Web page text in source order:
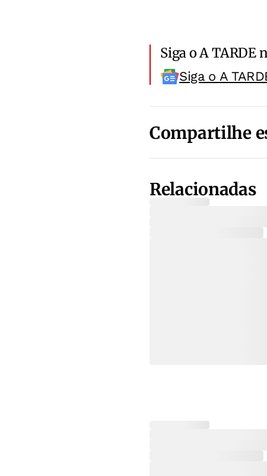
Siga o A TARDE
Siga o A
Compartilhe
Relacionadas